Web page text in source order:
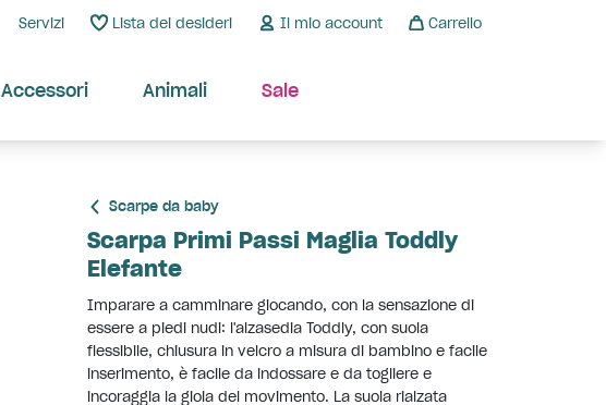
Servizi Lista dei desideri Il mio account Carrello
Accessori Animali Sale
Scarpe da baby
Scarpa Primi Passi Maglia Toddly
Elefante
Imparare a camminare giocando, con la sensazione di
essere a piedi nudi: l'alzasedia Toddly, con suola
flessibile, chiusura in velcro a misura di bambino e facile
inserimento, è facile da indossare e da togliere e
incoraggia la gioia del movimento. La suola rialzata